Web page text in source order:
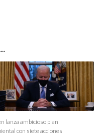
lanza ambicioso plan
con siete acciones